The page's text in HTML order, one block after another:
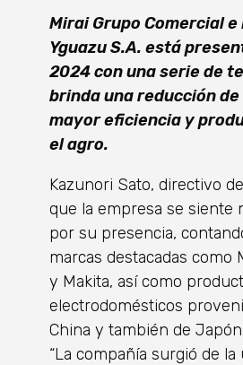
Mirai Grupo Comercial
Yguazu S.A. está
2024 con una serie de
brinda una reducción
mayor eficiencia y
el agro.
Kazunori Sato, directivo
que la empresa se siente
por su presencia,
marcas destacadas como
y Makita, así como
electrodomésticos
China y también de
“La compañía surgió de la